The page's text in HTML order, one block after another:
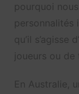
pourquoi
personnalités
qu’il s’agisse
joueurs ou
En Australie,